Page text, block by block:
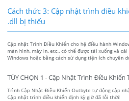
Cách thức 3: Cập nhật trình điều
.dll bị thiếu
Cập nhật Trình Điều Khiển cho hệ điều hành
màn hình, máy in, etc., có thể được tải xuống và
Windows hoặc bằng cách sử dụng tiện ích chuyên
TÙY CHỌN 1 - Cập Nhật Trình Điều
Trình Cập Nhật Điều Khiển Outbyte tự động cập
Cập nhật trình điều khiển định kỳ giờ đã lỗi thời!